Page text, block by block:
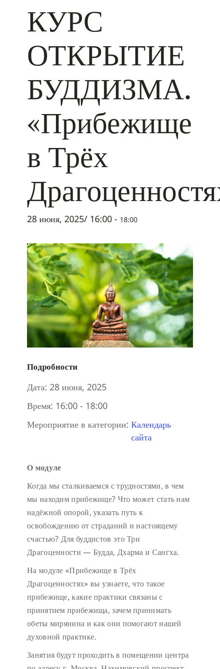
КУРС
ОТКРЫТИЕ
БУДДИЗМА.
«Прибежище
в Трёх
28 июня, 2025/ 16:00 - 18:00
Подробности
Дата: 28 июня, 2025
Время: 16:00 - 18:00
Мероприятие в категории: Календарь
сайта
О модуле
Когда мы сталкиваемся с трудностями, в чем
мы находим прибежище? Что может стать нам
надёжной опорой, указать путь к
освобождению от страданий и настоящему
счастью? Для буддистов это Три
Драгоценности — Будда, Дхарма и Сангха.
На модуле «Прибежище в Трёх
Драгоценностях» вы узнаете, что такое
прибежище, какие практики связаны с
принятием прибежища, зачем принимать
обеты мирянина и как они помогают нашей
духовной практике.
Занятия будут проходить в помещении центра